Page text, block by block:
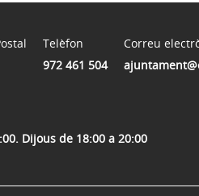
Telèfon
972 461 504
Correu
Dijous de 18:00 a 20:00